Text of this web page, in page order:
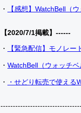
・ 【感想】WatchBell（
【2020/7/1掲載】------
・
【緊急配信】モノレー
・ WatchBell（ウォッチ
・ ・せどり転売で使え